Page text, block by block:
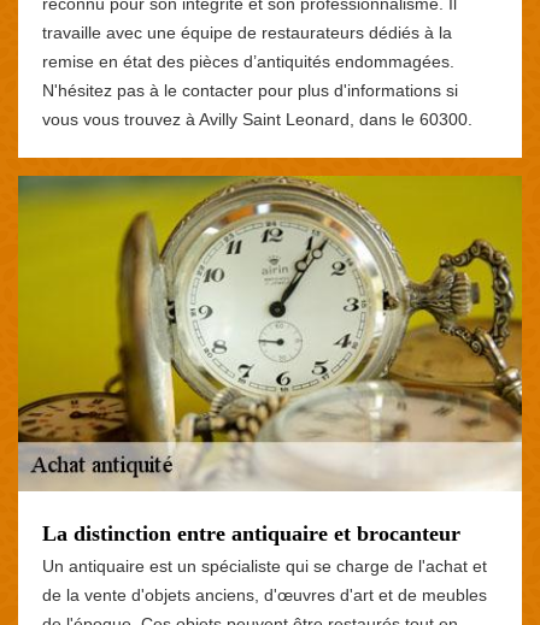
travaille avec une équipe de restaurateurs dédiés à la
remise en état des pièces d’antiquités endommagées.
N'hésitez pas à le contacter pour plus d'informations si
vous vous trouvez à Avilly Saint Leonard, dans le 60300.
La distinction entre antiquaire et brocanteur
Un antiquaire est un spécialiste qui se charge de l'achat et
de la vente d'objets anciens, d'œuvres d'art et de meubles